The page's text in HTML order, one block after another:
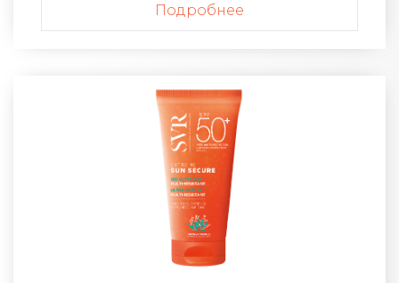
Подробнее